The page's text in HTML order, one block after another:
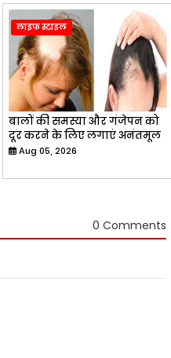
लाइफ स्टाइल
बालों की समस्या और गंजेपन को
दूर करने के लिए लगाएं अनंतमूल
Aug 05, 2026
0 Comments